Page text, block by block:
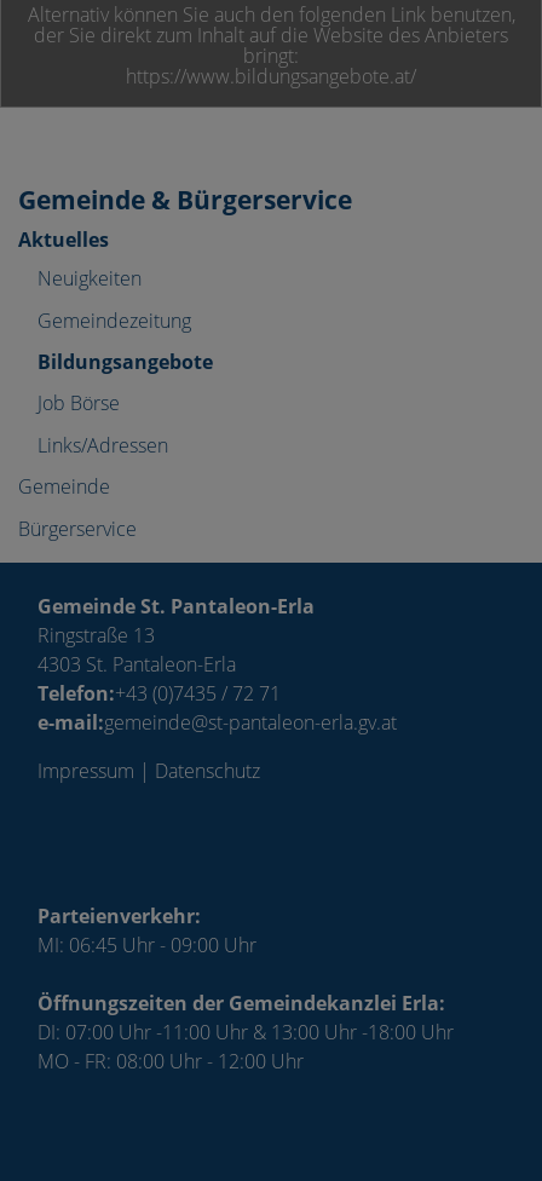
Gemeinde & Bürgerservice
Aktuelles
Neuigkeiten
Gemeindezeitung
Bildungsangebote
Job Börse
Links/Adressen
Gemeinde
Bürgerservice
Alternativ können Sie auch den folgenden Link benutzen,
der Sie direkt zum Inhalt auf die Website des Anbieters
bringt:
https://www.bildungsangebote.at/
Gemeinde St. Pantaleon-Erla
Ringstraße 13
4303 St. Pantaleon-Erla
Telefon:+43 (0)7435 / 72 71
e-mail:gemeinde@st-pantaleon-erla.gv.at
Impressum | Datenschutz
Parteienverkehr:
MI: 06:45 Uhr - 09:00 Uhr
Öffnungszeiten der Gemeindekanzlei Erla:
DI: 07:00 Uhr -11:00 Uhr & 13:00 Uhr -18:00 Uhr
MO - FR: 08:00 Uhr - 12:00 Uhr